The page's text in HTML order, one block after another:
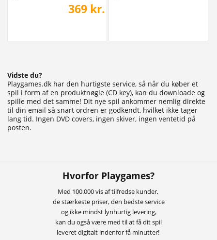
369 kr.
Vidste du?
Playgames.dk har den hurtigste service, så når du køber et
spil i form af en produktnøgle (CD key), kan du downloade og
spille med det samme! Dit nye spil ankommer nemlig direkte
til din email så snart ordren er godkendt, hvilket ikke tager
lang tid. Ingen DVD covers, ingen skiver, ingen ventetid på
posten.
Hvorfor Playgames?
Med 100.000 vis af tilfredse kunder,
de stærkeste priser, den bedste service
og ikke mindst lynhurtig levering,
kan du også være med til at få dit spil
leveret digitalt indenfor få minutter!